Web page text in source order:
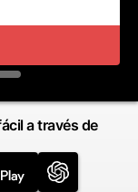
a través de